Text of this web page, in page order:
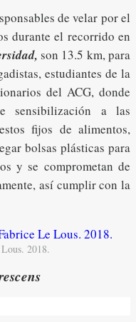
de velar por el
durante el recorrido en
son 13.5 km, para
estudiantes de la
del ACG, donde
sensibilización a las
fijos de alimentos,
bolsas plásticas para
y se comprometan de
así cumplir con la
2018.